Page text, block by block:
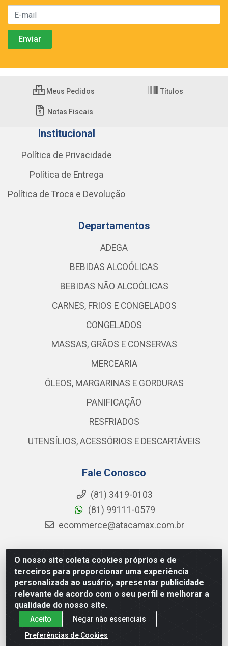
O nosso site coleta cookies próprios e de
terceiros para proporcionar uma experiência
personalizada ao usuário, apresentar publicidade
relevante de acordo com o seu perfil e melhorar a
qualidade do nosso site.
Aceito
Negar não essenciais
Preferências de Cookies
Meus Pedidos Títulos
Notas Fiscais
Institucional
Política de Privacidade
Política de Entrega
Política de Troca e Devolução
Departamentos
ADEGA
BEBIDAS ALCOÓLICAS
BEBIDAS NÃO ALCOÓLICAS
CARNES, FRIOS E CONGELADOS
CONGELADOS
MASSAS, GRÃOS E CONSERVAS
MERCEARIA
ÓLEOS, MARGARINAS E GORDURAS
PANIFICAÇÃO
RESFRIADOS
UTENSÍLIOS, ACESSÓRIOS E DESCARTÁVEIS
Fale Conosco
(81) 3419-0103
(81) 99111-0579
ecommerce@atacamax.com.br
Atacamax Importadora de Alimentos LTDA - RODOVIA BR-
101 - SUL, KM 79,60 GP E GALPAO:D - Muribeca, Jaboatão dos
Guararapes - PE, 54355-010 - CNPJ 08.305.623/0001-84